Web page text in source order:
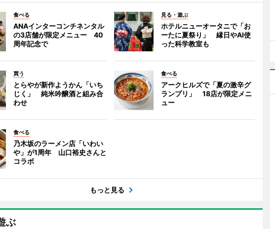
食べる
ANAインターコンチネンタル
の3店舗が限定メニュー 40
周年記念で
見る・遊ぶ
ホテルニューオータニで「お
ーたに夏祭り」 縁日やAI使
った科学教室も
買う
とらやが新作ようかん「いち
じく」 純米吟醸酒と組み合
わせ
食べる
アークヒルズで「夏の激辛グ
ランプリ」 18店が限定メニ
ュー
食べる
乃木坂のラーメン店「いわい
や」が1周年 山口裕史さんと
コラボ
もっと見る
ぶ